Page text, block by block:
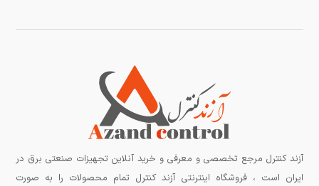
آزند کنترل مرجع تخصصی و معرفی و خرید آنلاین تجهیزات صنعتی برق در
ایران است ، فروشگاه اینترنتی آزند کنترل تمام محصولات را به صورت